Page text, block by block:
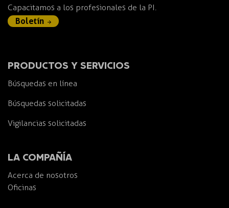
Capacitamos a los profesionales de la PI.
Boletín
PRODUCTOS Y SERVICIOS
Búsquedas en línea
Búsquedas solicitadas
Vigilancias solicitadas
LA COMPAÑÍA
Acerca de nosotros
Oficinas